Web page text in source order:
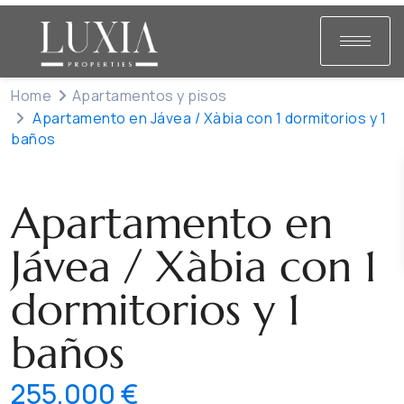
Home
Apartamentos y pisos
Apartamento en Jávea / Xàbia con 1 dormitorios y 1
baños
Apartamento en
Jávea / Xàbia con 1
dormitorios y 1
baños
255,000 €